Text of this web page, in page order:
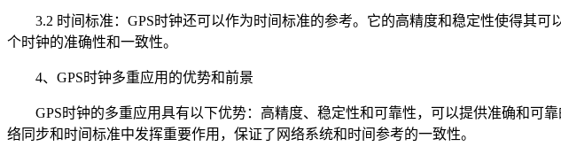
3.2 时间标准：GPS时钟还可以作为时间标准的参考。它的高精度和稳定性使得其可
个时钟的准确性和一致性。
4、GPS时钟多重应用的优势和前景
GPS时钟的多重应用具有以下优势：高精度、稳定性和可靠性，可以提供准确和可
络同步和时间标准中发挥重要作用，保证了网络系统和时间参考的一致性。